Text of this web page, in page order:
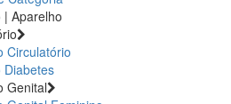
| Aparelho
Circulatório
Diabetes
Genital